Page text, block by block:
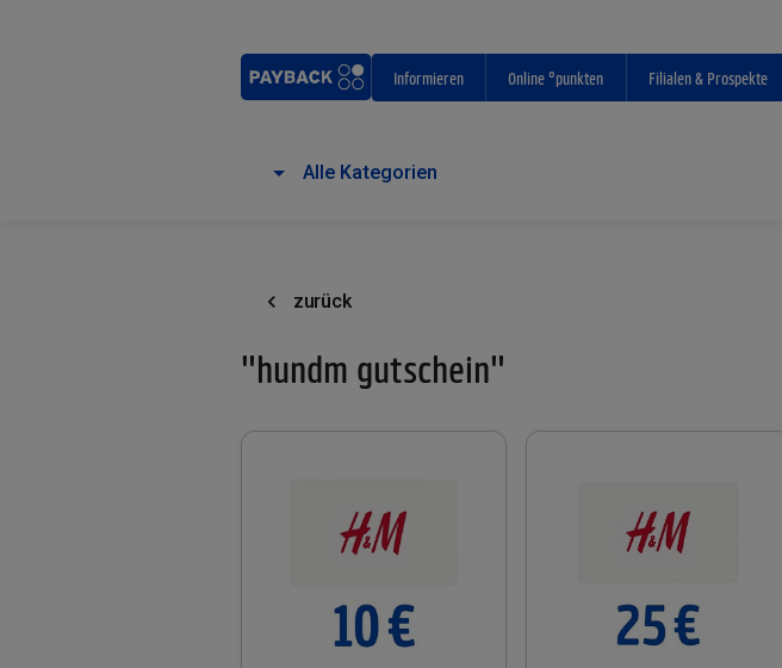
Informieren Online °punkten Filialen & Prospekte
Alle Kategorien
zurück
"hundm gutschein"